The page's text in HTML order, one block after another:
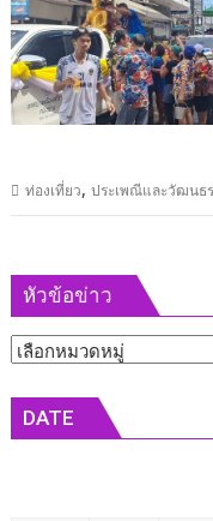
ท่องเที่ยว,ประเพณีและวัฒนธ
หัวข้อข่าว
หัวข้อ
DATE